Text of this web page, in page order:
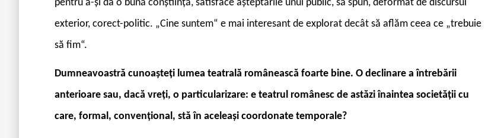
pentru a-și da o bună conștiință, satisface așteptările unui public, să spun, deformat de discursul
exterior, corect-politic. „Cine suntem“ e mai interesant de explorat decât să aflăm ceea ce „trebuie
să fim“.
Dumneavoastră cunoașteți lumea teatrală românească foarte bine. O declinare a întrebării
anterioare sau, dacă vreți, o particularizare: e teatrul românesc de astăzi înaintea societății cu
care, formal, convențional, stă în aceleași coordonate temporale?